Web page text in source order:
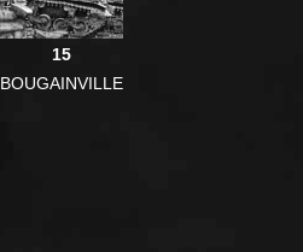
15
BOUGAINVILLE